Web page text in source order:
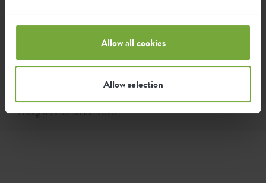
Allow all cookies
Allow selection
Instagram • 30 Januar 2025